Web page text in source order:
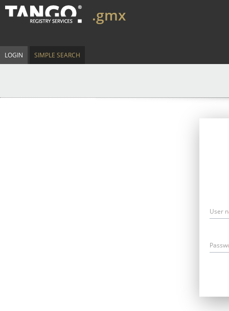
.gmx
LOGIN SIMPLE SEARCH
User